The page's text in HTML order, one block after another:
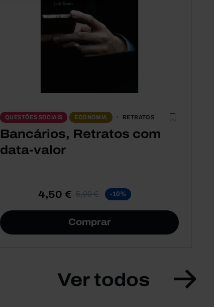
QUESTÕES SOCIAIS ECONOMIA RETRATOS
Bancários, Retratos com
data-valor
4,50 € 5,00 € -10%
Comprar
Ver todos